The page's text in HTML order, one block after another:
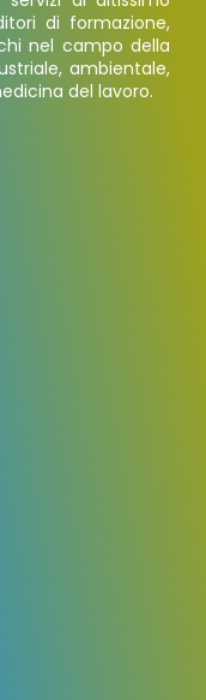
di formazione,
nel campo della
ambientale,
del lavoro.